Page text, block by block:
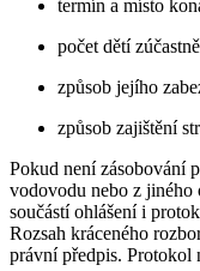
termín a místo
počet dětí
způsob jejího
způsob zajištění
Pokud není zásobování
vodovodu nebo z
součástí ohlášení i
Rozsah kráceného
právní předpis. Protokol